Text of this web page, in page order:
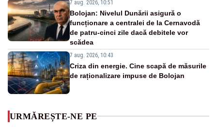
7 aug. 2026, 10:51
Bolojan: Nivelul Dunării asigură o
funcționare a centralei de la Cernavodă
de patru-cinci zile dacă debitele vor
scădea
7 aug. 2026, 10:43
Criza din energie. Cine scapă de măsurile
de raționalizare impuse de Bolojan
URMĂREȘTE-NE PE